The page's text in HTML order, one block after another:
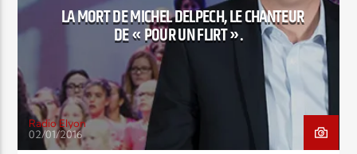
LA MORT DE MICHEL DELPECH, LE CHANTEUR
DE « POUR UN FLIRT ».
Radio Elyon
02/01/2016